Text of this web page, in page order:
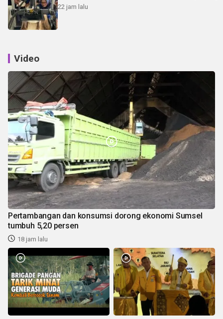
22 jam lalu
Video
Pertambangan dan konsumsi dorong ekonomi Sumsel
tumbuh 5,20 persen
18 jam lalu